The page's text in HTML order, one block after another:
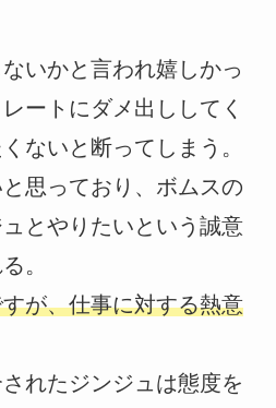
いかと言われ嬉しかっ
ートにダメ出ししてく
ないと断ってしまう。
思っており、ボムスの
とやりたいという誠意
。
が、仕事に対する熱意
れたジンジュは態度を